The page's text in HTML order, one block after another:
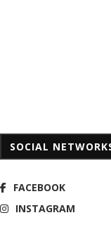
SOCIAL
FACEBOOK
INSTAGRAM